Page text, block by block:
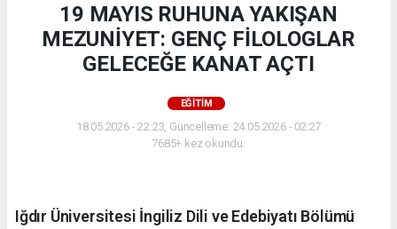
19 MAYIS RUHUNA YAKIŞAN
MEZUNİYET: GENÇ FİLOLOGLAR
GELECEĞE KANAT AÇTI
EĞİTİM
18.05.2026 - 22:23, Güncelleme: 24.05.2026 - 02:27
7685+ kez okundu.
Iğdır Üniversitesi İngiliz Dili ve Edebiyatı Bölümü